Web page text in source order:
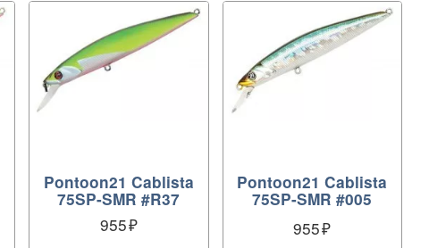
Pontoon21 Cablista
75SP-SMR #R37
955
Pontoon21 Cablista
75SP-SMR #005
955